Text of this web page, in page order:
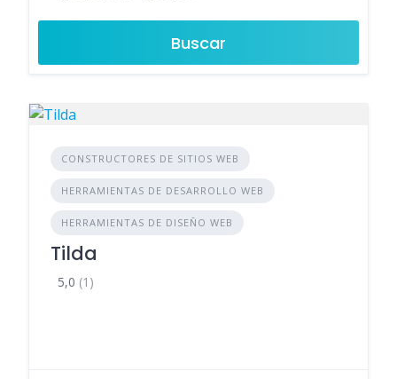
Buscar
CONSTRUCTORES DE SITIOS WEB
HERRAMIENTAS DE DESARROLLO WEB
HERRAMIENTAS DE DISEÑO WEB
Tilda
5,0 (1)